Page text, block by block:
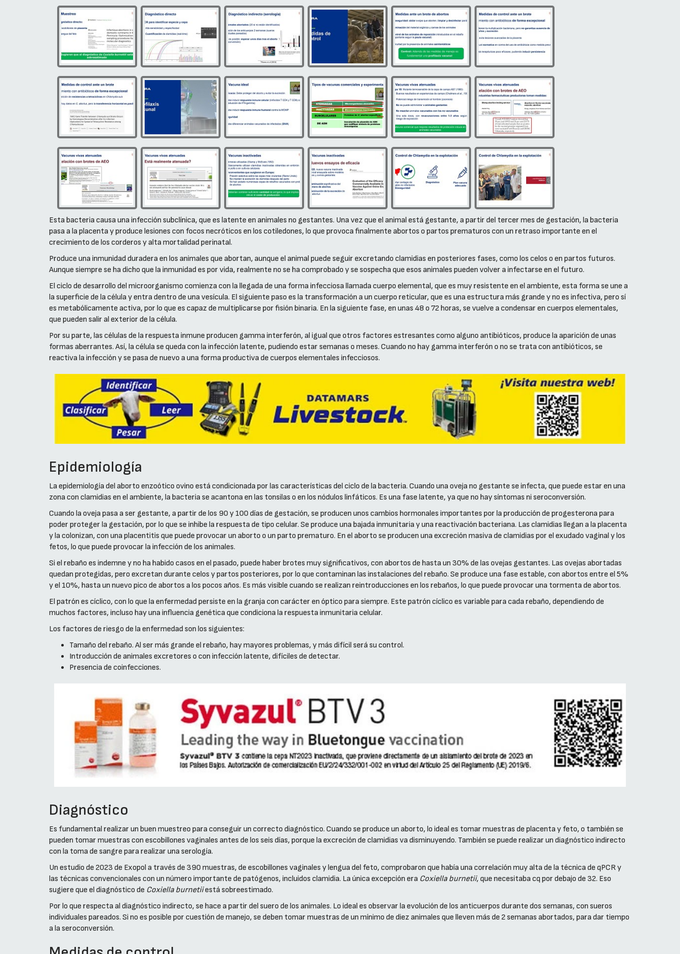
Esta bacteria causa una infección subclínica, que es latente en animales no gestantes. Una vez que el animal está gestante, a partir del tercer mes de gestación, la bacteria
pasa a la placenta y produce lesiones con focos necróticos en los cotiledones, lo que provoca finalmente abortos o partos prematuros con un retraso importante en el
crecimiento de los corderos y alta mortalidad perinatal.
Produce una inmunidad duradera en los animales que abortan, aunque el animal puede seguir excretando clamidias en posteriores fases, como los celos o en partos futuros.
Aunque siempre se ha dicho que la inmunidad es por vida, realmente no se ha comprobado y se sospecha que esos animales pueden volver a infectarse en el futuro.
El ciclo de desarrollo del microorganismo comienza con la llegada de una forma infecciosa llamada cuerpo elemental, que es muy resistente en el ambiente, esta forma se une a
la superficie de la célula y entra dentro de una vesícula. El siguiente paso es la transformación a un cuerpo reticular, que es una estructura más grande y no es infectiva, pero sí
es metabólicamente activa, por lo que es capaz de multiplicarse por fisión binaria. En la siguiente fase, en unas 48 o 72 horas, se vuelve a condensar en cuerpos elementales,
que pueden salir al exterior de la célula.
Por su parte, las células de la respuesta inmune producen gamma interferón, al igual que otros factores estresantes como alguno antibióticos, produce la aparición de unas
formas aberrantes. Así, la célula se queda con la infección latente, pudiendo estar semanas o meses. Cuando no hay gamma interferón o no se trata con antibióticos, se
reactiva la infección y se pasa de nuevo a una forma productiva de cuerpos elementales infecciosos.
Epidemiología
La epidemiología del aborto enzoótico ovino está condicionada por las características del ciclo de la bacteria. Cuando una oveja no gestante se infecta, que puede estar en una
zona con clamidias en el ambiente, la bacteria se acantona en las tonsilas o en los nódulos linfáticos. Es una fase latente, ya que no hay síntomas ni seroconversión.
Cuando la oveja pasa a ser gestante, a partir de los 90 y 100 días de gestación, se producen unos cambios hormonales importantes por la producción de progesterona para
poder proteger la gestación, por lo que se inhibe la respuesta de tipo celular. Se produce una bajada inmunitaria y una reactivación bacteriana. Las clamidias llegan a la placenta
y la colonizan, con una placentitis que puede provocar un aborto o un parto prematuro. En el aborto se producen una excreción masiva de clamidias por el exudado vaginal y los
fetos, lo que puede provocar la infección de los animales.
Si el rebaño es indemne y no ha habido casos en el pasado, puede haber brotes muy significativos, con abortos de hasta un 30% de las ovejas gestantes. Las ovejas abortadas
quedan protegidas, pero excretan durante celos y partos posteriores, por lo que contaminan las instalaciones del rebaño. Se produce una fase estable, con abortos entre el 5%
y el 10%, hasta un nuevo pico de abortos a los pocos años. Es más visible cuando se realizan reintroducciones en los rebaños, lo que puede provocar una tormenta de abortos.
El patrón es cíclico, con lo que la enfermedad persiste en la granja con carácter en óptico para siempre. Este patrón cíclico es variable para cada rebaño, dependiendo de
muchos factores, incluso hay una influencia genética que condiciona la respuesta inmunitaria celular.
Los factores de riesgo de la enfermedad son los siguientes:
Tamaño del rebaño. Al ser más grande el rebaño, hay mayores problemas, y más difícil será su control.
Introducción de animales excretores o con infección latente, difíciles de detectar.
Presencia de coinfecciones.
Diagnóstico
Es fundamental realizar un buen muestreo para conseguir un correcto diagnóstico. Cuando se produce un aborto, lo ideal es tomar muestras de placenta y feto, o también se
pueden tomar muestras con escobillones vaginales antes de los seis días, porque la excreción de clamidias va disminuyendo. También se puede realizar un diagnóstico indirecto
con la toma de sangre para realizar una serología.
Un estudio de 2023 de Exopol a través de 390 muestras, de escobillones vaginales y lengua del feto, comprobaron que había una correlación muy alta de la técnica de qPCR y
las técnicas convencionales con un número importante de patógenos, incluidos clamidia. La única excepción era Coxiella burnetii, que necesitaba cq por debajo de 32. Eso
sugiere que el diagnóstico de Coxiella burnetiiestá sobreestimado.
Por lo que respecta al diagnóstico indirecto, se hace a partir del suero de los animales. Lo ideal es observar la evolución de los anticuerpos durante dos semanas, con sueros
individuales pareados. Si no es posible por cuestión de manejo, se deben tomar muestras de un mínimo de diez animales que lleven más de 2 semanas abortados, para dar tiempo
a la seroconversión.